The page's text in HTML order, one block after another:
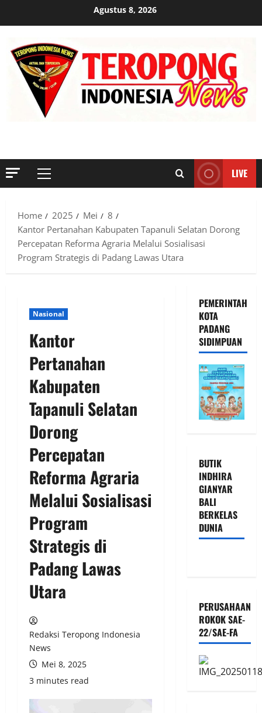
Agustus 8, 2026
Primary
LIVE
Home 2025 Mei
8
Kantor Pertanahan Kabupaten Tapanuli Selatan Dorong
Percepatan Reforma Agraria Melalui Sosialisasi
Program Strategis di Padang Lawas Utara
Nasional
Kantor
Pertanahan
Kabupaten
Tapanuli Selatan
Dorong
Percepatan
Reforma Agraria
Melalui Sosialisasi
Program
Strategis di
Padang Lawas
Utara
Redaksi Teropong Indonesia
News
Mei 8, 2025
3 minutes read
PEMERINTAH
KOTA
PADANG
SIDIMPUAN
BUTIK
INDHIRA
GIANYAR
BALI
BERKELAS
DUNIA
PERUSAHAAN
ROKOK SAE-
22/SAE-FA